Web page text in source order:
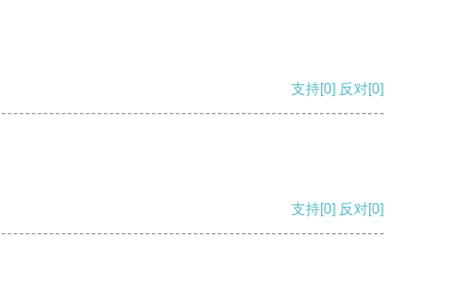
支持[0] 反对[0]
支持[0] 反对[0]